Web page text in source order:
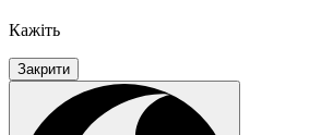
Кажіть
Закрити